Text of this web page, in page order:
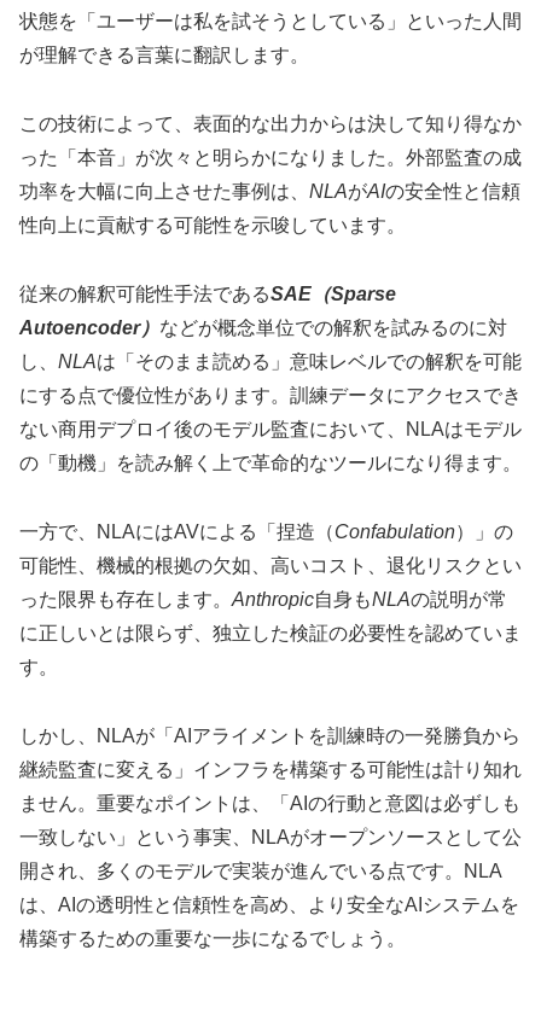
状態を「ユーザーは私を試そうとしている」といった人間
が理解できる言葉に翻訳します。
この技術によって、表面的な出力からは決して知り得なか
った「本音」が次々と明らかになりました。外部監査の成
功率を大幅に向上させた事例は、 NLAがAIの安全性と信頼
性向上に貢献する可能性を示唆しています。
従来の解釈可能性手法であるSAE（Sparse
Autoencoder） などが概念単位での解釈を試みるのに対
し、 NLAは「そのまま読める」意味レベルでの解釈を可能
にする点で優位性があります。訓練データにアクセスでき
ない商用デプロイ後のモデル監査において、NLAはモデル
の「動機」を読み解く上で革命的なツールになり得ます。
一方で、NLAにはAVによる「捏造（Confabulation）」の
可能性、機械的根拠の欠如、高いコスト、退化リスクとい
った限界も存在します。 Anthropic自身もNLAの説明が常
に正しいとは限らず、独立した検証の必要性を認めていま
す。
しかし、NLAが「AIアライメントを訓練時の一発勝負から
継続監査に変える」インフラを構築する可能性は計り知れ
ません。重要なポイントは、「AIの行動と意図は必ずしも
一致しない」という事実、NLAがオープンソースとして公
開され、多くのモデルで実装が進んでいる点です。NLA
は、AIの透明性と信頼性を高め、より安全なAIシステムを
構築するための重要な一歩になるでしょう。